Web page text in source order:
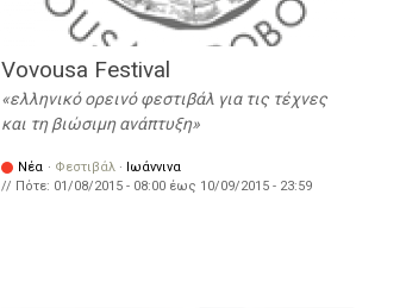
Vovousa Festival
ελληνικό ορεινό φεστιβάλ για τις τέχνες
και τη βιώσιμη ανάπτυξη
Νέα · Φεστιβάλ · Ιωάννινα
// Πότε: 01/08/2015 - 08:00 έως 10/09/2015 - 23:59